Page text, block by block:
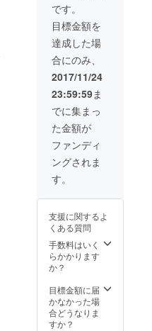
です。
目標金額を
達成した場
合にのみ、
2017/11/24
23:59:59ま
でに集まっ
た金額が
ファンディ
ングされま
す。
支援に関するよ
くある質問
手数料はいく
らかかります
か？
目標金額に届
かなかった場
合どうなりま
すか？